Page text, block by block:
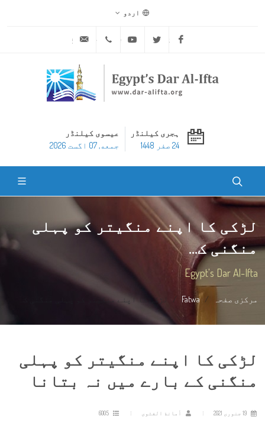
اردو
Facebook
Twitter
Youtube
ہجری کیلنڈر
24 صفر 1448
عیسوی کیلنڈر
جمعه, 07 اگست 2026
لڑکی کا اپنے منگیتر کو پہلی
منگنی ک...
Egypt's Dar Al-Ifta
مرکزی صفحہ Fatwa لڑکی کا اپنے منگیتر کو پہلی منگنی ک...
لڑکی کا اپنے منگیتر کو پہلی
منگنی کے بارے میں نہ بتانا
أمانة الفتوى